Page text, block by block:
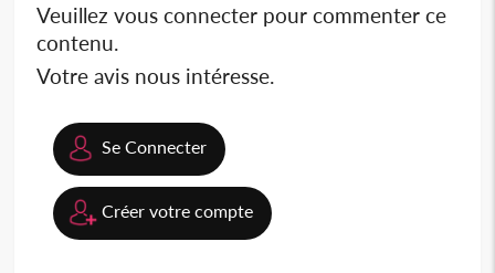
Veuillez vous connecter pour commenter ce
contenu.
Votre avis nous intéresse.
Se Connecter
Créer votre compte